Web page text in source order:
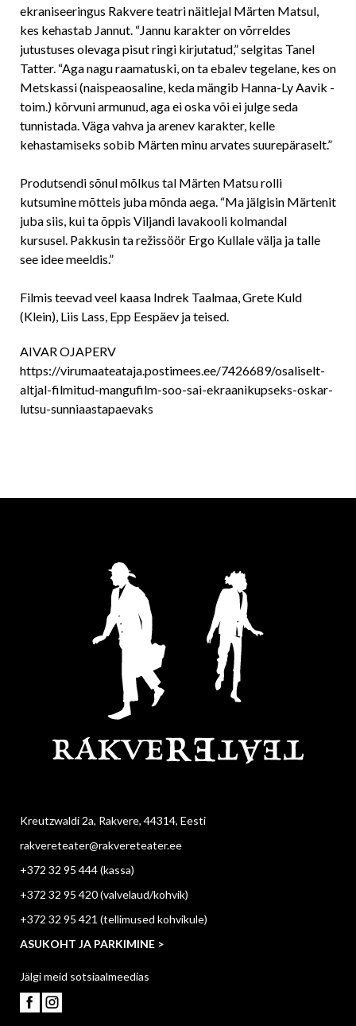
ekraniseeringus Rakvere teatri näitlejal Märten Matsul,
kes kehastab Jannut. “Jannu karakter on võrreldes
jutustuses olevaga pisut ringi kirjutatud,” selgitas Tanel
Tatter. “Aga nagu raamatuski, on ta ebalev tegelane, kes on
Metskassi (naispeaosaline, keda mängib Hanna-Ly Aavik -
toim.) kõrvuni armunud, aga ei oska või ei julge seda
tunnistada. Väga vahva ja arenev karakter, kelle
kehastamiseks sobib Märten minu arvates suurepäraselt.”
Produtsendi sõnul mõlkus tal Märten Matsu rolli
kutsumine mõtteis juba mõnda aega. “Ma jälgisin Märtenit
juba siis, kui ta õppis Viljandi lavakooli kolmandal
kursusel. Pakkusin ta režissöör Ergo Kullale välja ja talle
see idee meeldis.”
Filmis teevad veel kaasa Indrek Taalmaa, Grete Kuld
(Klein), Liis Lass, Epp Eespäev ja teised.
AIVAR OJAPERV
https://virumaateataja.postimees.ee/7426689/osaliselt-
altjal-filmitud-mangufilm-soo-sai-ekraanikupseks-oskar-
lutsu-sunniaastapaevaks
Kreutzwaldi 2a, Rakvere, 44314, Eesti
rakvereteater@rakvereteater.ee
+372 32 95 444(kassa)
+372 32 95 420(valvelaud/kohvik)
+372 32 95 421 (tellimused kohvikule)
ASUKOHT JA PARKIMINE >
Jälgi meid sotsiaalmeedias